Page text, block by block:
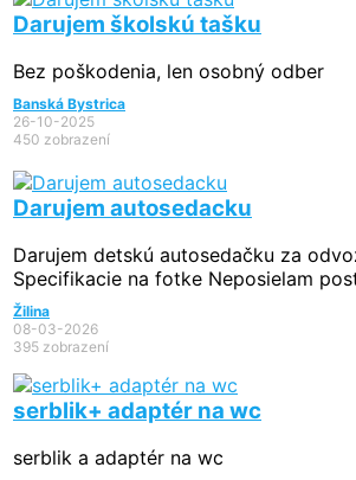
Darujem školskú tašku
Bez poškodenia, len osobný odber
Banská Bystrica
26-10-2025
450 zobrazení
Darujem autosedacku
Darujem detskú autosedačku za
Specifikacie na fotke Neposielam
Žilina
08-03-2026
395 zobrazení
serblik+ adaptér na wc
serblik a adaptér na wc